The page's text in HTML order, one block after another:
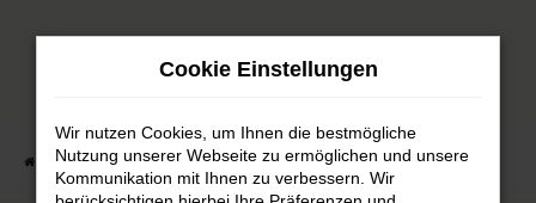
Zum
Startseite Automobile Fahrzeugmarkt
Cookie Einstellungen
Wir nutzen Cookies, um Ihnen die bestmögliche
Nutzung unserer Webseite zu ermöglichen und unsere
Kommunikation mit Ihnen zu verbessern. Wir